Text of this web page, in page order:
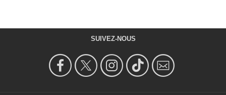
SUIVEZ-NOUS